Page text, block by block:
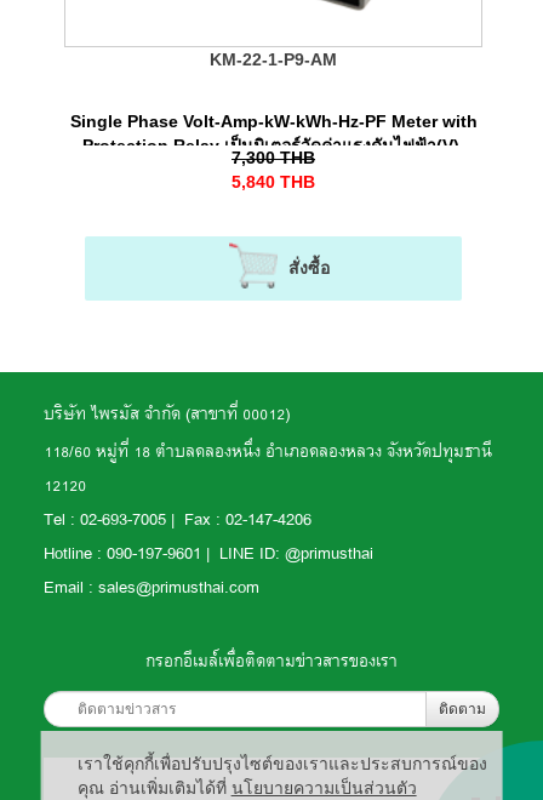
KM-22-1-P9-AM
Single Phase Volt-Amp-kW-kWh-Hz-PF Meter with
Protection Relay เป็นมิเตอร์วัดค่าแรงดันไฟฟ้า(V),
กระแสไฟฟ้า(A), พลังงานไฟฟ้า (kWh) พร้อมทั้งรีเลย์
ป้องกันไฟตก-ไฟเกินได้ สําหรับระบบไฟ 1 เฟส
7,300 THB
5,840 THB
สั่งซื้อ
บริษัท ไพรมัส จำกัด (สาขาที่ 00012)
118/60 หมู่ที่ 18 ตำบลคลองหนึ่ง อำเภอคลองหลวง จังหวัดปทุมธานี
12120
Tel : 02-693-7005 | Fax : 02-147-4206
Hotline : 090-197-9601 | LINE ID: @primusthai
Email : sales@primusthai.com
กรอกอีเมล์เพื่อติดตามข่าวสารของเรา
ติดตาม
เราใช้คุกกี้เพื่อปรับปรุงไซต์ของเราและประสบการณ์ของ
คุณ อ่านเพิ่มเติมได้ที่ นโยบายความเป็นส่วนตัว